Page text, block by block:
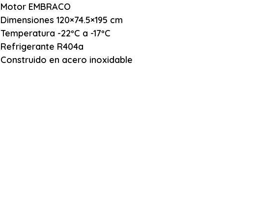
Motor EMBRACO
Dimensiones 120×74.5×195 cm
Temperatura -22ºC a -17ºC
Refrigerante R404a
Construido en acero inoxidable